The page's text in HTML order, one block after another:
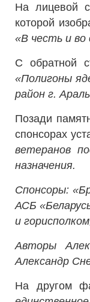
На лицевой
которой
«В честь и во
С обратной
«Полигоны
район г.
Позади
спонсорах
ветеранов
назначения.
Спонсоры:
АСБ
и
Авторы
Александр
На другом